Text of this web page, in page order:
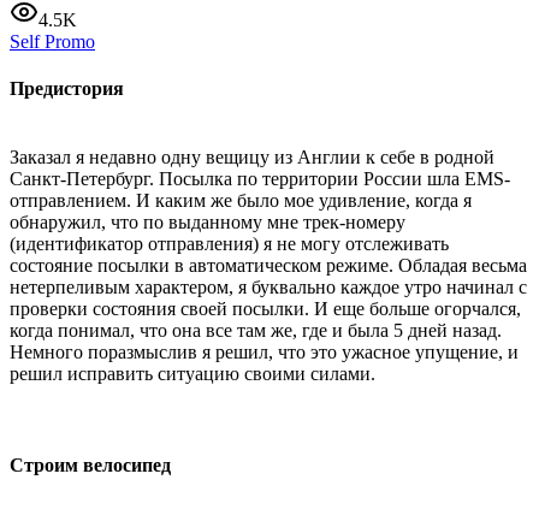
4.5K
Self Promo
Предистория
Заказал я недавно одну вещицу из Англии к себе в родной
Санкт-Петербург. Посылка по территории России шла EMS-
отправлением. И каким же было мое удивление, когда я
обнаружил, что по выданному мне трек-номеру
(идентификатор отправления) я не могу отслеживать
состояние посылки в автоматическом режиме. Обладая весьма
нетерпеливым характером, я буквально каждое утро начинал с
проверки состояния своей посылки. И еще больше огорчался,
когда понимал, что она все там же, где и была 5 дней назад.
Немного поразмыслив я решил, что это ужасное упущение, и
решил исправить ситуацию своими силами.
Строим велосипед